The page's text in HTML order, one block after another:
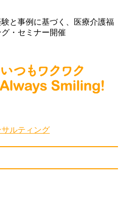
と事例に基づく、医療介護福
・セミナー開催
ルティング